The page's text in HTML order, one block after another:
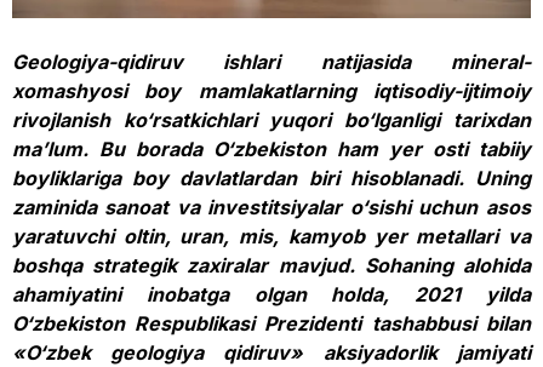
Geologiya-qidiruv ishlari natijasida mineral-
xomashyosi boy mamlakatlarning iqtisodiy-ijtimoiy
rivojlanish ko‘rsatkichlari yuqori bo‘lganligi tarixdan
maʼlum. Bu borada O‘zbekiston ham yer osti tabiiy
boyliklariga boy davlatlardan biri hisoblanadi. Uning
zaminida sanoat va investitsiyalar o‘sishi uchun asos
yaratuvchi oltin, uran, mis, kamyob yer metallari va
boshqa strategik zaxiralar mavjud. Sohaning alohida
ahamiyatini inobatga olgan holda, 2021 yilda
O‘zbekiston Respublikasi Prezidenti tashabbusi bilan
«O‘zbek geologiya qidiruv» aksiyadorlik jamiyati